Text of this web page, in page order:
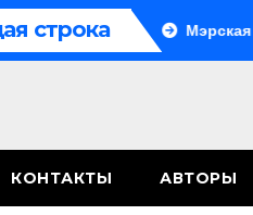
строкаМэрская отповедь
КОНТАКТЫ АВТОРЫ